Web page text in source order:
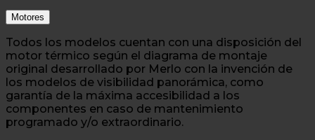
Motores
Todos los modelos cuentan con una disposición del
motor térmico según el diagrama de montaje
original desarrollado por Merlo con la invención de
los modelos de visibilidad panorámica, como
garantía de la máxima accesibilidad a los
componentes en caso de mantenimiento
programado y/o extraordinario.